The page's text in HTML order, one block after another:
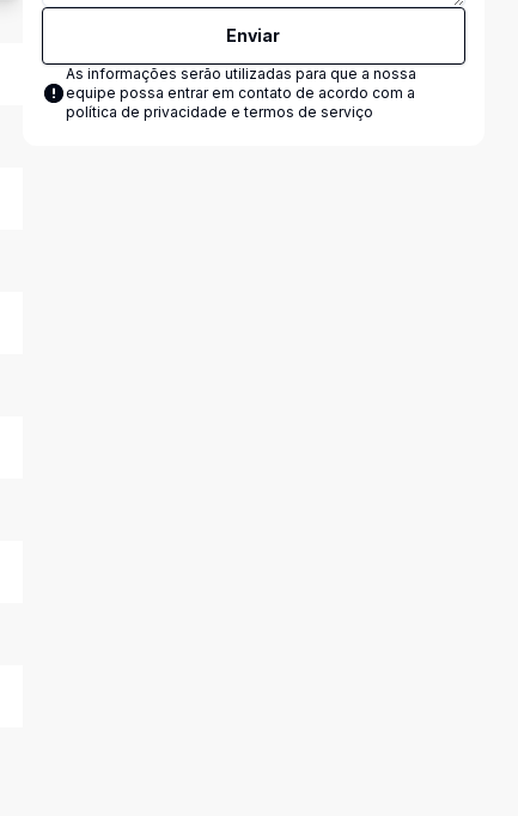
Enviar
As informações serão utilizadas para que a nossa
equipe possa entrar em contato de acordo com a
política de privacidade e termos de serviço